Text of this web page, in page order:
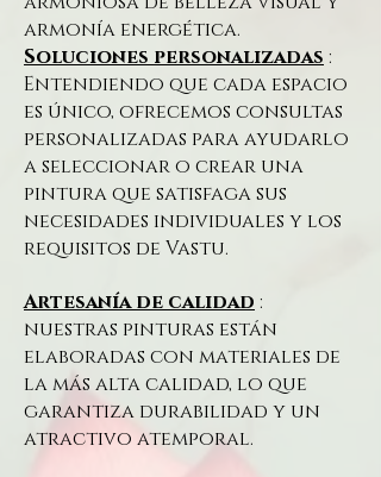
armonía energética.
Soluciones personalizadas :
Entendiendo que cada espacio
es único, ofrecemos consultas
personalizadas para ayudarlo
a seleccionar o crear una
pintura que satisfaga sus
necesidades individuales y los
requisitos de Vastu.
Artesanía de calidad :
nuestras pinturas están
elaboradas con materiales de
la más alta calidad, lo que
garantiza durabilidad y un
atractivo atemporal.